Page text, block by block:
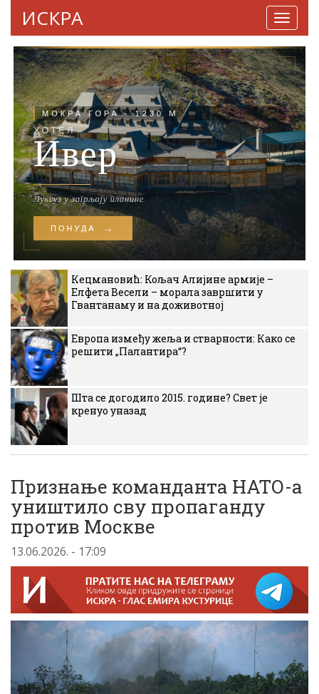
ИСКРА
Кецмановић: Кољач Алијине армије –
Елфета Весели – морала завршити у
Гвантанаму и на доживотној
Европа између жеља и стварности: Како се
решити „Палантира“?
Шта се догодило 2015. године? Свет је
кренуо уназад
Признање команданта НАТО-а
уништило сву пропаганду
против Москве
13.06.2026. - 17:09